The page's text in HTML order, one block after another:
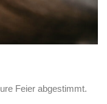
Feier abgestimmt.